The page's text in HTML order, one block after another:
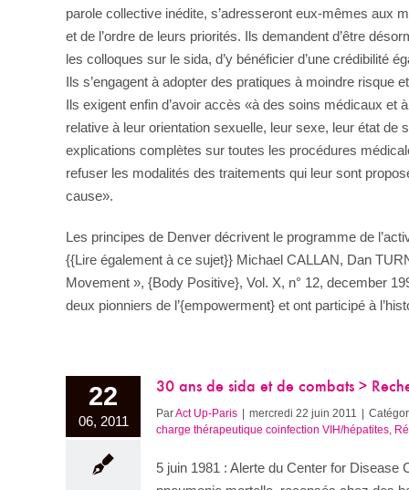
parole collective inédite, s’adresseront eux-mêmes aux
et de l’ordre de leurs priorités. Ils demandent d’être
les colloques sur le sida, d’y bénéficier d’une crédibilité
Ils s’engagent à adopter des pratiques à moindre risque
Ils exigent enfin d’avoir accès «à des soins médicaux et
relative à leur orientation sexuelle, leur sexe, leur état
explications complètes sur toutes les procédures
refuser les modalités des traitements qui leur sont
cause».
Les principes de Denver décrivent le programme de
{{Lire également à ce sujet}} Michael CALLAN, Dan
Movement », {Body Positive}, Vol. X, n° 12, december
deux pionniers de l’{empowerment} et ont participé à
22
06, 2011
30 ans de sida et de combats >
ParAct Up-Paris | mercredi 22 juin 2011 |
charge thérapeutique coinfection VIH/hépatites
5 juin 1981 : Alerte du Center for Disease